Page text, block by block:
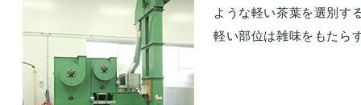
ような軽い茶葉を選別す
軽い部位は雑味をもたら